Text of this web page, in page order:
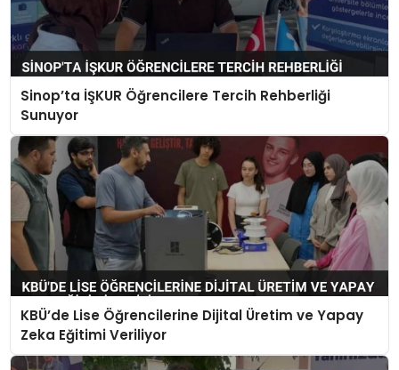
Sinop’ta İŞKUR Öğrencilere Tercih Rehberliği
Sunuyor
KBÜ’de Lise Öğrencilerine Dijital Üretim ve Yapay
Zeka Eğitimi Veriliyor